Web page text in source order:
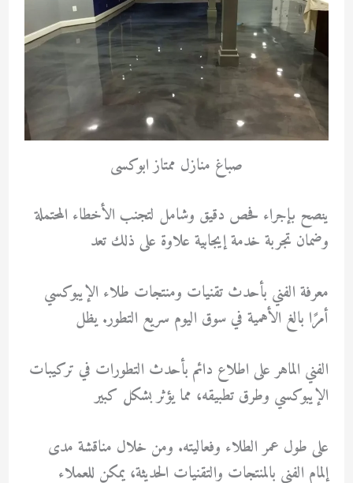
صباغ منازل ممتاز ابوكسى
ينصح بإجراء فحص دقيق وشامل لتجنب الأخطاء المحتملة
وضمان تجربة خدمة إيجابية علاوة على ذلك تعد
معرفة الفني بأحدث تقنيات ومنتجات طلاء الإيبوكسي
أمرًا بالغ الأهمية في سوق اليوم سريع التطور. يظل
الفني الماهر على اطلاع دائم بأحدث التطورات في تركيبات
الإيبوكسي وطرق تطبيقه، مما يؤثر بشكل كبير
على طول عمر الطلاء وفعاليته. ومن خلال مناقشة مدى
إلمام الفني بالمنتجات والتقنيات الحديثة، يمكن للعملاء